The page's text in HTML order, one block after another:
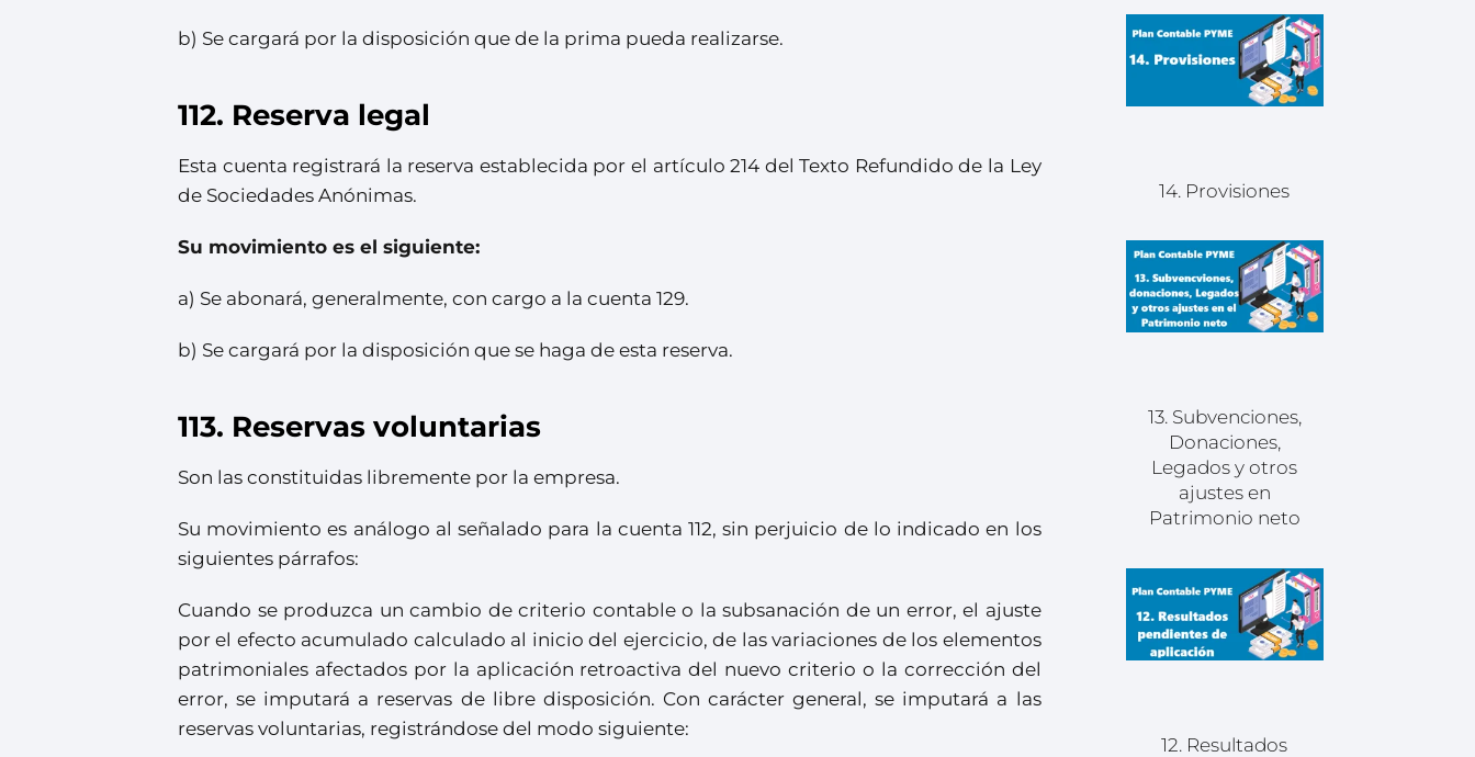
b) Se cargará por la disposición que de la prima pueda realizarse.
112. Reserva legal
Esta cuenta registrará la reserva establecida por el artículo 214 del Texto Refundido de la Ley
de Sociedades Anónimas.
Su movimiento es el siguiente:
a) Se abonará, generalmente, con cargo a la cuenta 129.
b) Se cargará por la disposición que se haga de esta reserva.
113. Reservas voluntarias
Son las constituidas libremente por la empresa.
Su movimiento es análogo al señalado para la cuenta 112, sin perjuicio de lo indicado en los
siguientes párrafos:
Cuando se produzca un cambio de criterio contable o la subsanación de un error, el ajuste
por el efecto acumulado calculado al inicio del ejercicio, de las variaciones de los elementos
patrimoniales afectados por la aplicación retroactiva del nuevo criterio o la corrección del
error, se imputará a reservas de libre disposición. Con carácter general, se imputará a las
reservas voluntarias, registrándose del modo siguiente:
14. Provisiones
13. Subvenciones,
Donaciones,
Legados y otros
ajustes en
Patrimonio neto
12. Resultados